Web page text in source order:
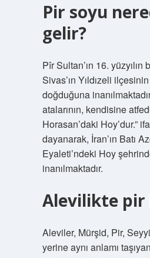
Pir soyu
gelir?
Pîr Sultan’ın 16. yüzyılın
Sivas’ın Yıldızeli
doğduğuna
atalarının, kendisine
Horasan’daki Hoy’dur.”
dayanarak, İran’ın Batı
Eyaleti’ndeki Hoy
inanılmaktadır.
Alevilikte pir
Aleviler, Mürşid, Pir,
yerine aynı anlamı